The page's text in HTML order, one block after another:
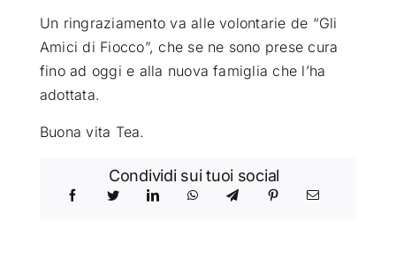
VIDEO
CHI SIAMO
Un ringraziamento va alle volontarie de “Gli
Amici di Fiocco”, che se ne sono prese cura
fino ad oggi e alla nuova famiglia che l’ha
adottata.
Buona vita Tea.
Condividi sui tuoi social